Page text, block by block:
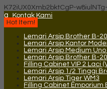
K72iUX0Xmb2bktCgP-
q
Kontak Kami
Hot Item!
Lemari Arsip Brother B-
Lemari Arsip Kantor
Lemari Arsip Medium Uno
Lemari Arsip Brother B-
Filling Cabinet VIP 2 Laci
Lemari Arsip 1/2 Tinggi
Lemari Arsip Tiger WM3
Filling Cabinet Emporium